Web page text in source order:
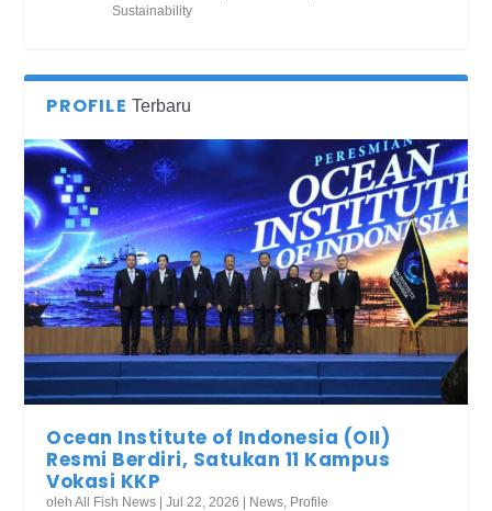
Sustainability
PROFILE Terbaru
Ocean Institute of Indonesia (OII)
Resmi Berdiri, Satukan 11 Kampus
Vokasi KKP
olehAll Fish News |Jul 22, 2026 | News Profile